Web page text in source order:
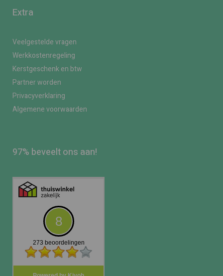
Extra
Veelgestelde vragen
Werkkostenregeling
Kerstgeschenk en btw
Partner worden
Privacyverklaring
Algemene voorwaarden
97% beveelt ons aan!